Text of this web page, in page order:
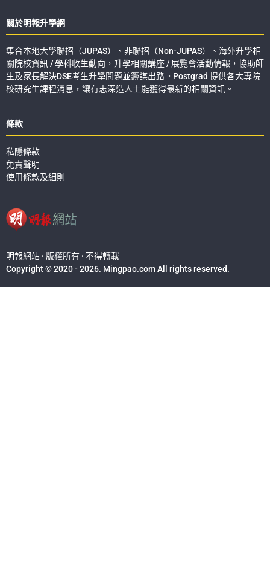
關於明報升學網
集合本地大學聯招（JUPAS）、非聯招（Non-JUPAS）、海外升學相
關院校資訊 / 學科收生動向，升學相關講座 / 展覽會活動情報，協助師
生及家長解決DSE考生升學問題並籌謀出路。Postgrad 提供各大專院
校研究生課程消息，讓有志深造人士能獲得最新的相關資訊。
條款
私隱條款
免責聲明
使用條款及細則
明報網站 · 版權所有 · 不得轉載
Copyright © 2020 - 2026. Mingpao.com All rights reserved.